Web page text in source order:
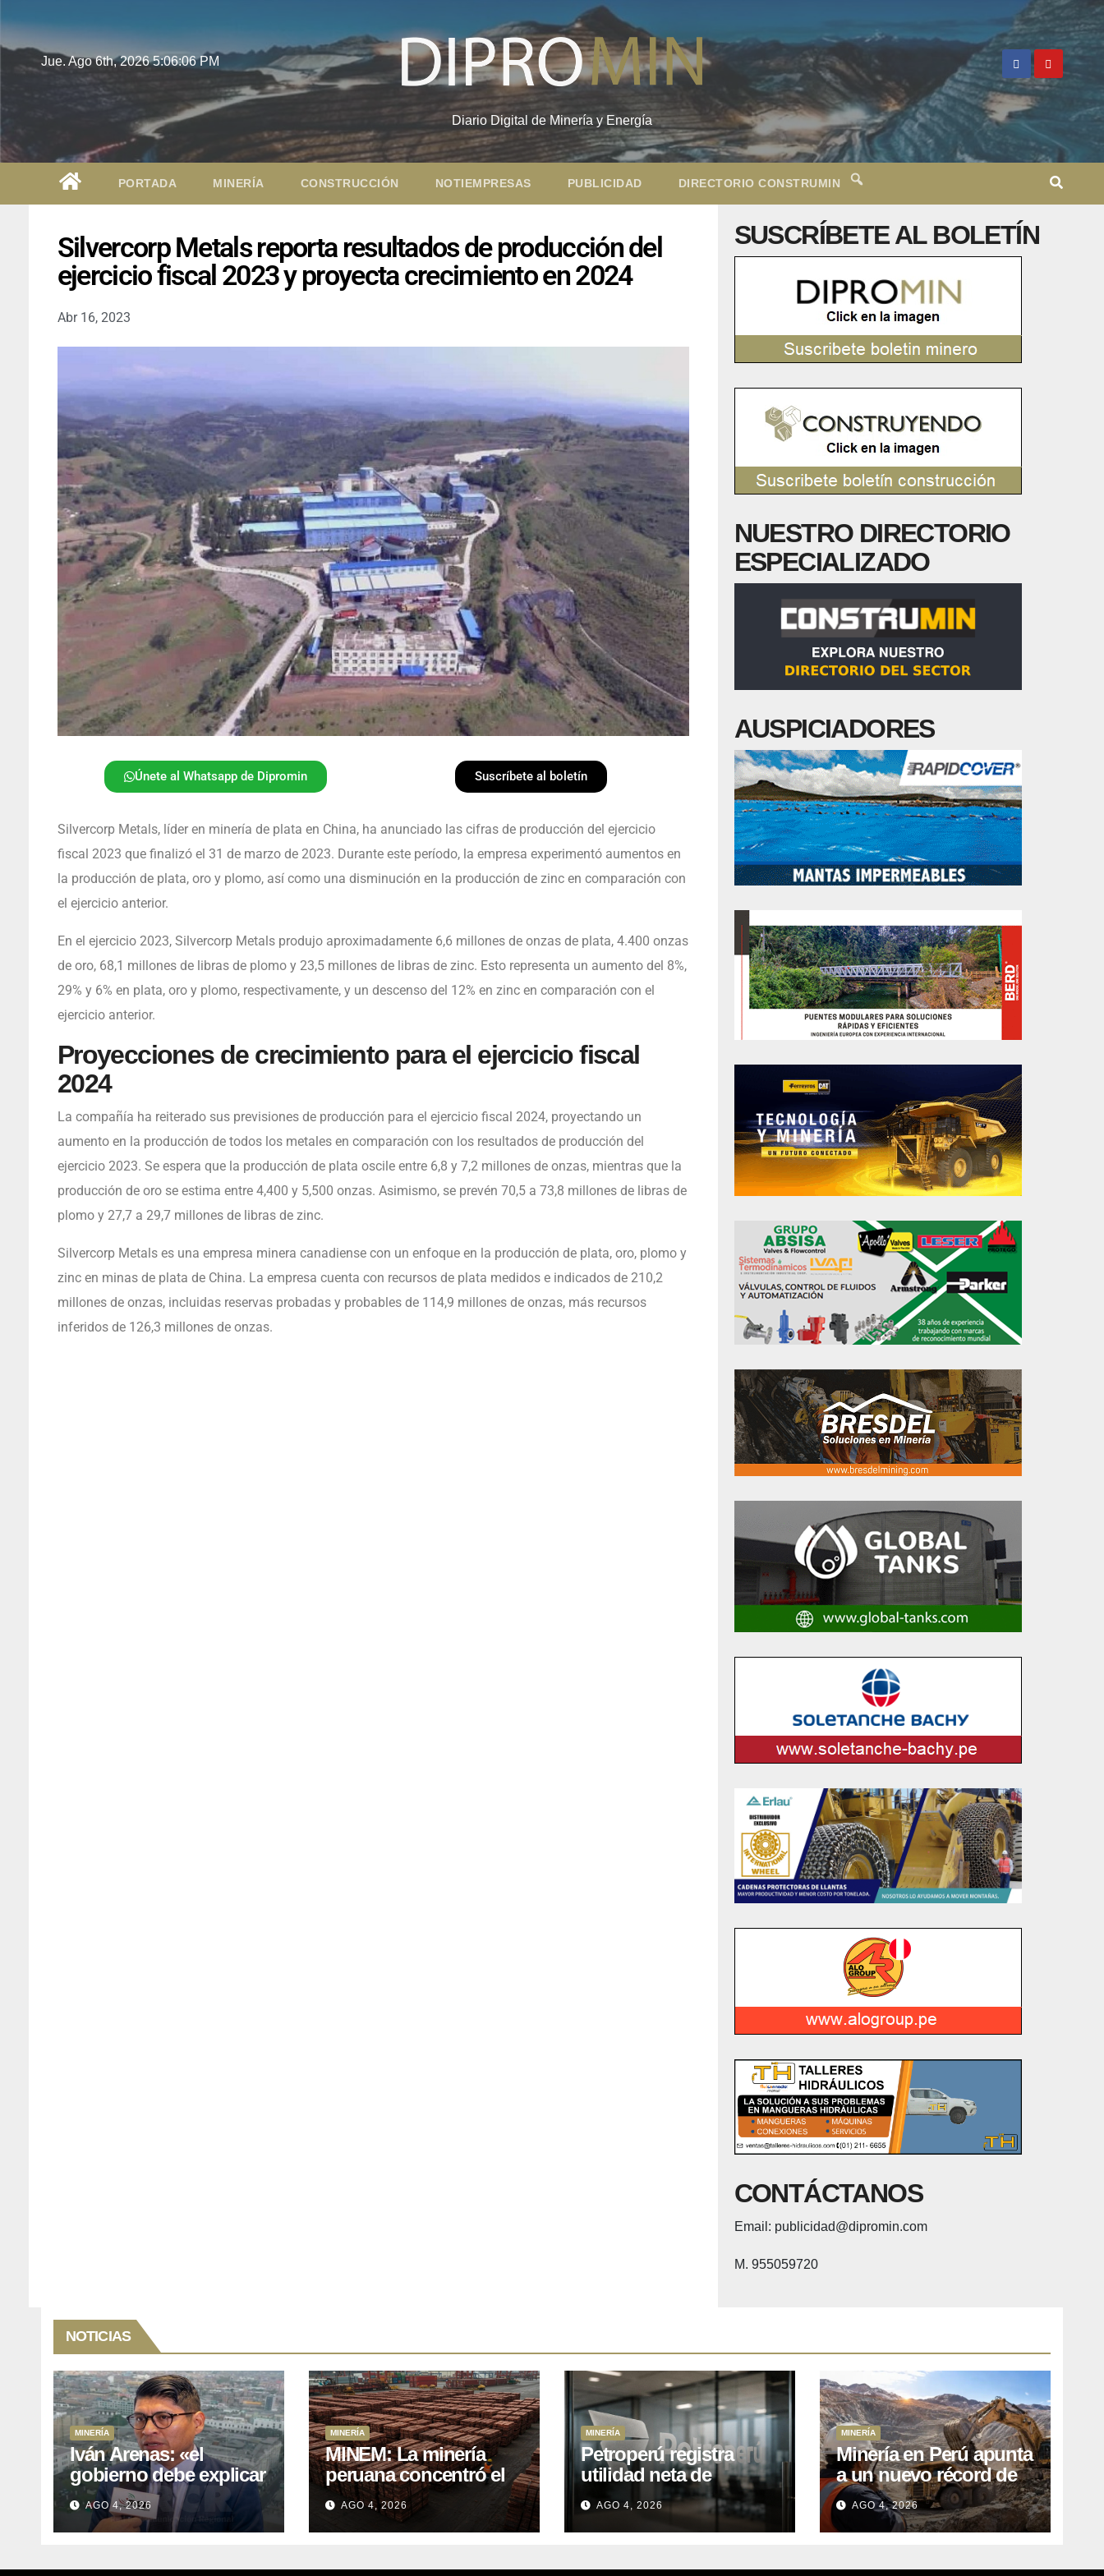
Jue. Ago 6th, 20265:06:07 PM
Diario Digital de Minería y Energía
PORTADA MINERÍA CONSTRUCCIÓN NOTIEMPRESAS PUBLICIDAD DIRECTORIO CONSTRUMIN
Silvercorp Metals reporta resultados de producción del
ejercicio fiscal 2023 y proyecta crecimiento en 2024
Abr 16, 2023
Únete al Whatsapp de Dipromin Suscríbete al boletín
Silvercorp Metals, líder en minería de plata en China, ha anunciado las cifras de producción del ejercicio
fiscal 2023 que finalizó el 31 de marzo de 2023. Durante este período, la empresa experimentó aumentos en
la producción de plata, oro y plomo, así como una disminución en la producción de zinc en comparación con
el ejercicio anterior.
En el ejercicio 2023, Silvercorp Metals produjo aproximadamente 6,6 millones de onzas de plata, 4.400 onzas
de oro, 68,1 millones de libras de plomo y 23,5 millones de libras de zinc. Esto representa un aumento del 8%,
29% y 6% en plata, oro y plomo, respectivamente, y un descenso del 12% en zinc en comparación con el
ejercicio anterior.
Proyecciones de crecimiento para el ejercicio fiscal
2024
La compañía ha reiterado sus previsiones de producción para el ejercicio fiscal 2024, proyectando un
aumento en la producción de todos los metales en comparación con los resultados de producción del
ejercicio 2023. Se espera que la producción de plata oscile entre 6,8 y 7,2 millones de onzas, mientras que la
producción de oro se estima entre 4,400 y 5,500 onzas. Asimismo, se prevén 70,5 a 73,8 millones de libras de
plomo y 27,7 a 29,7 millones de libras de zinc.
Silvercorp Metals es una empresa minera canadiense con un enfoque en la producción de plata, oro, plomo y
zinc en minas de plata de China. La empresa cuenta con recursos de plata medidos e indicados de 210,2
millones de onzas, incluidas reservas probadas y probables de 114,9 millones de onzas, más recursos
inferidos de 126,3 millones de onzas.
SUSCRÍBETE AL BOLETÍN
NUESTRO DIRECTORIO
ESPECIALIZADO
AUSPICIADORES
CONTÁCTANOS
Email: publicidad@dipromin.com
M. 955059720
NOTICIAS
MINERÍA
Iván Arenas: «el
gobierno debe explicar
a Cajamarca que tiene
US$ 16 mil millones en
proyectos mineros
AGO 4, 2026
MINERÍA
MINEM: La minería
peruana concentró el
76.1% del total de las
exportaciones
nacionales entre enero
AGO 4, 2026
MINERÍA
Petroperú registra
utilidad neta de
US$121 millones al
cierre del primer
semestre 2026
AGO 4, 2026
MINERÍA
Minería en Perú apunta
a un nuevo récord de
inversiones: crecen los
petitorios y el FMI insta
a destrabar proyectos
AGO 4, 2026